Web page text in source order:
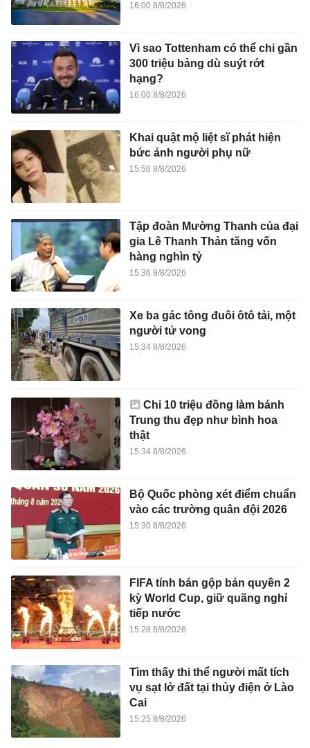
16:00 8/8/2026
Vì sao Tottenham có thể chi gần
300 triệu bảng dù suýt rớt
hạng?
16:00 8/8/2026
Khai quật mộ liệt sĩ phát hiện
bức ảnh người phụ nữ
15:56 8/8/2026
Tập đoàn Mường Thanh của đại
gia Lê Thanh Thản tăng vốn
hàng nghìn tỷ
15:36 8/8/2026
Xe ba gác tông đuôi ôtô tải, một
người tử vong
15:34 8/8/2026
Chi 10 triệu đồng làm bánh
Trung thu đẹp như bình hoa
thật
15:34 8/8/2026
Bộ Quốc phòng xét điểm chuẩn
vào các trường quân đội 2026
15:30 8/8/2026
FIFA tính bán gộp bản quyền 2
kỳ World Cup, giữ quãng nghỉ
tiếp nước
15:28 8/8/2026
Tìm thấy thi thể người mất tích
vụ sạt lở đất tại thủy điện ở Lào
Cai
15:25 8/8/2026